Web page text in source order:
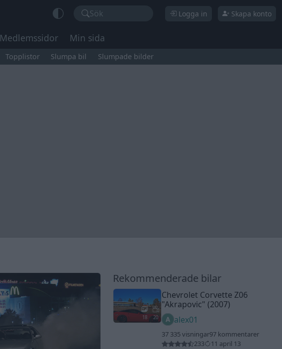
Sök Logga in Skapa konto
Medlemssidor Min sida
Topplistor Slumpa bil Slumpade bilder
Rekommenderade bilar
18 20
Chevrolet Corvette Z06
"Akrapovic" (2007)
alex01
37 335 visningar97 kommentarer
233
11 april 13